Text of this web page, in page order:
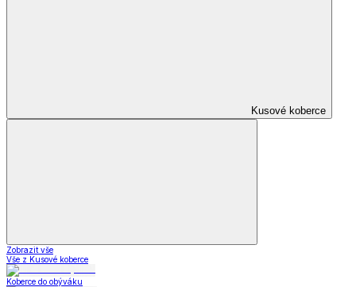
Kusové koberce
Zobrazit vše
Vše z Kusové koberce
Koberce do obýváku